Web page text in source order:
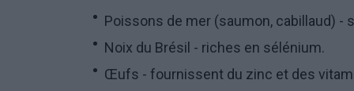
Poissons de mer (saumon, cabillaud) -
Noix du Brésil - riches en sélénium.
Œufs - fournissent du zinc et des